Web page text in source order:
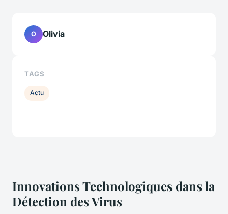
Innovations Technologiques dans la
Détection des Virus
O Olivia
TAGS
Actu